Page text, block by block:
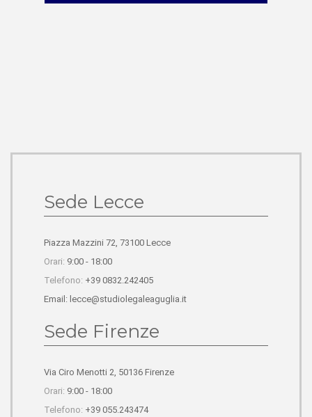
Sede Lecce
Piazza Mazzini 72, 73100 Lecce
Orari: 9:00 - 18:00
Telefono: +39 0832.242405
Email: lecce@studiolegaleaguglia.it
Sede Firenze
Via Ciro Menotti 2, 50136 Firenze
Orari: 9:00 - 18:00
Telefono: +39 055.243474